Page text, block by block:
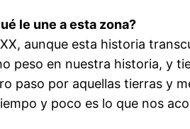
le une a esta zona?
aunque esta historia
peso en nuestra historia, y
paso por aquellas tierras y
y poco es lo que nos